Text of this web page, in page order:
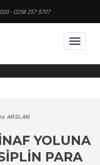
- 0258 257 5707
ARSLAN
YOLUNA
PARA